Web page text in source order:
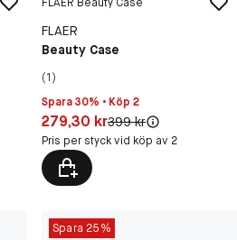
FLAER
Beauty Case
(1)
Spara 30% • Köp 2
Pris: 279,30 kr
279,30 krOriginal pris:
399 kr
Pris per styck vid köp av 2
Spara 25%